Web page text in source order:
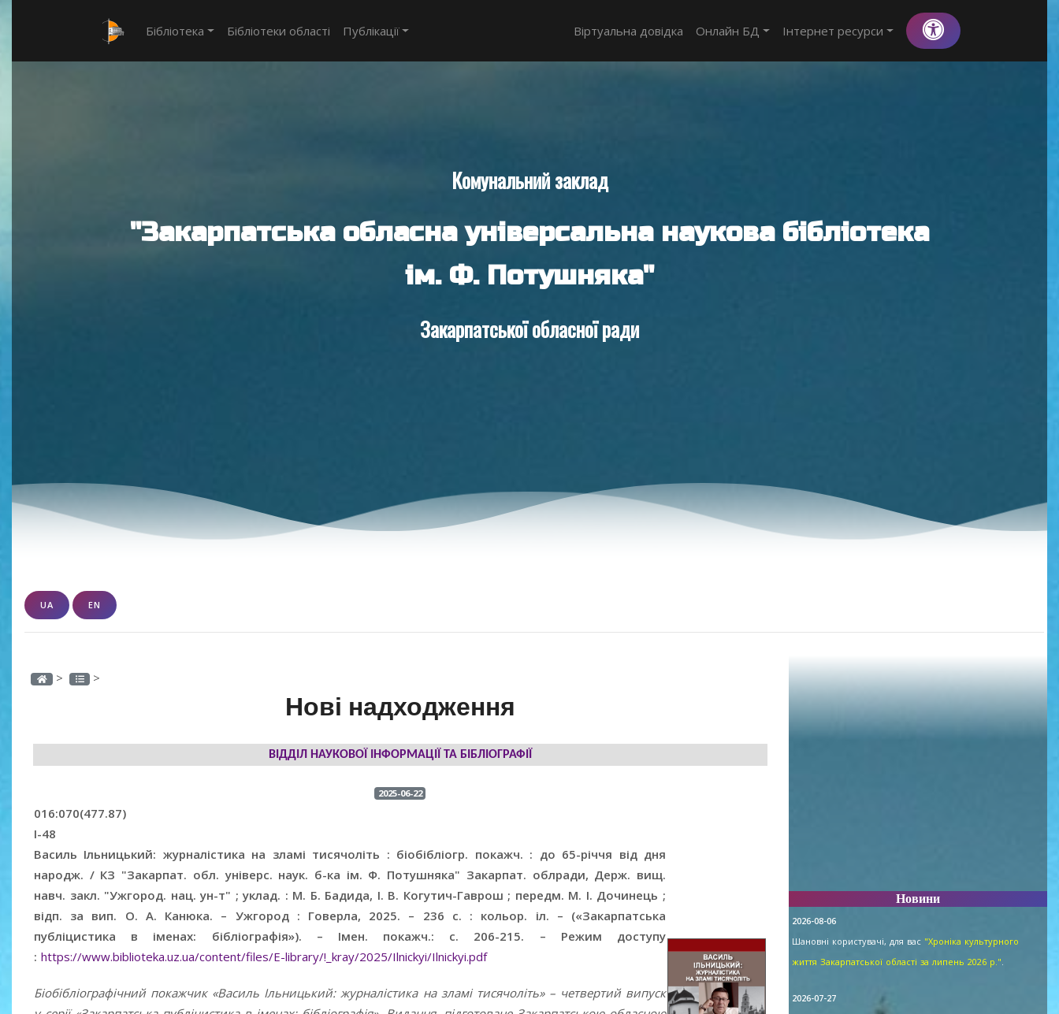
Бібліотека Бібліотеки області Публікації Віртуальна довідка Онлайн БД Інтернет ресурси
Комунальний заклад
"Закарпатська обласна універсальна наукова бібліотека
ім. Ф. Потушняка"
Закарпатської обласної ради
UA EN
> >
Нові надходження
ВІДДІЛ НАУКОВОЇ ІНФОРМАЦІЇ ТА БІБЛІОГРАФІЇ
2025-06-22
016:070(477.87)
І-48
Василь Ільницький: журналістика на зламі тисячоліть : біобібліогр. покажч. : до 65-річчя від дня
народж. / КЗ "Закарпат. обл. універс. наук. б-ка ім. Ф. Потушняка" Закарпат. облради, Держ. вищ.
навч. закл. "Ужгород. нац. ун-т" ; уклад. : М. Б. Бадида, І. В. Когутич-Гаврош ; передм. М. І. Дочинець ;
відп. за вип. О. А. Канюка. – Ужгород : Говерла, 2025. – 236 с. : кольор. іл. – («Закарпатська
публіцистика в іменах: бібліографія»). – Імен. покажч.: с. 206-215. – Режим доступу
: https://www.biblioteka.uz.ua/content/files/E-library/!_kray/2025/Ilnickyi/Ilnickyi.pdf
Біобібліографічний покажчик «Василь Ільницький: журналістика на зламі тисячоліть» – четвертий випуск
Новини
2026-08-06
Шановні користувачі, для вас "Хроніка культурного
життя Закарпатської області за липень 2026 р.".
2026-07-27